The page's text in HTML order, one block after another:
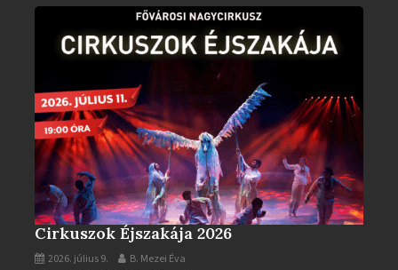
Cirkuszok Éjszakája 2026
2026. július 9. B. Mezei Éva